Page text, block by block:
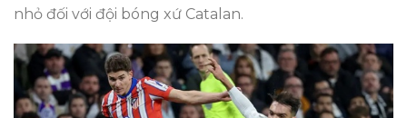
nhỏ đối với đội bóng xứ Catalan.